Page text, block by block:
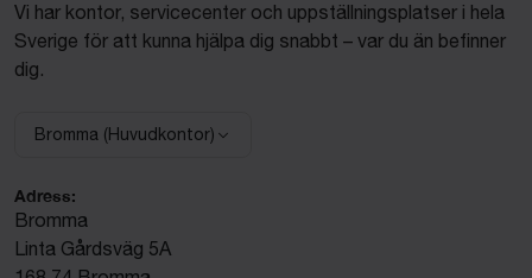
Vi har kontor, servicecenter och uppställningsplatser i hela
Sverige för att kunna hjälpa dig snabbt – var du än befinner
dig.
Välj anläggning:
Bromma (Huvudkontor)
Adress:
Bromma
Linta Gårdsväg 5A